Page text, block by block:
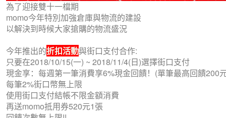
為了迎接雙十一檔期
momo今年特別加強倉庫與物流的建設
以解決到時候大家搶購的物流盛況
今年推出的折扣活動與街口支付合作:
只要在2018/10/15(一) ~ 2018/11/4(日)選擇街口支付
現金享：每週第一筆消費享6%現金回饋！(單筆最高回饋200
每筆2%街口幣無上限
使用街口支付結帳不限金額消費
再送momo抵用券520元1張